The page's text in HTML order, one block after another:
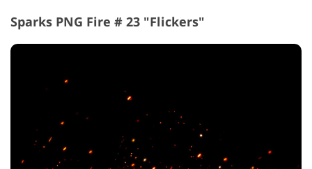
Sparks PNG Fire # 23 "Flickers"